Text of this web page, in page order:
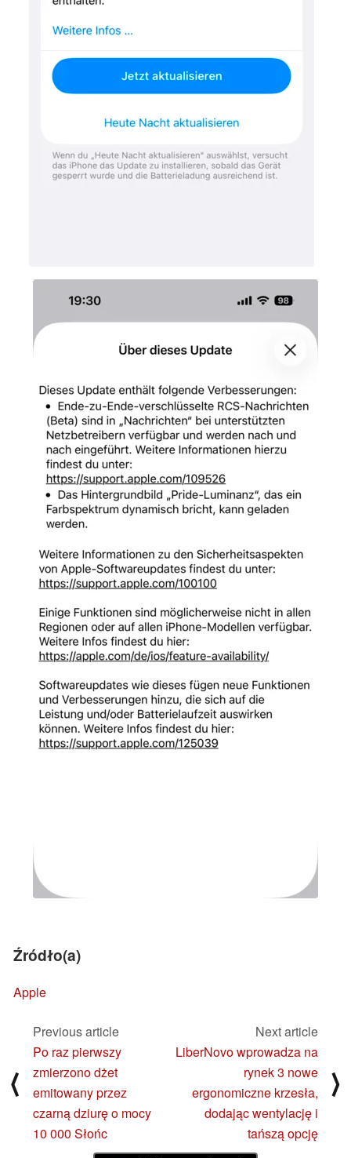
Źródło(a)
Apple
⟨
Previous article
Po raz pierwszy
zmierzono dżet
emitowany przez
czarną dziurę o mocy
10 000 Słońc
Next article
LiberNovo wprowadza na
rynek 3 nowe
ergonomiczne krzesła,
dodając wentylację i
tańszą opcję
⟩